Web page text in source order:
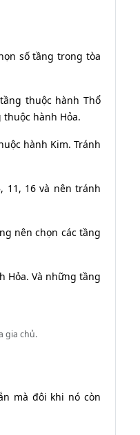
số tầng trong tòa
thuộc hành Thổ
hành Hỏa.
hành Kim. Tránh
11, 16 và nên tránh
nên chọn các tầng
Hỏa. Và những tầng
gia chủ.
mà đôi khi nó còn